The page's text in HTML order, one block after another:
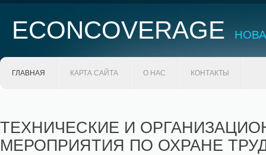
ECONCOVERAGE
ГЛАВНАЯ КАРТА САЙТА О НАС КОНТАКТЫ
ТЕХНИЧЕСКИЕ И
МЕРОПРИЯТИЯ ПО ОХРАНЕ